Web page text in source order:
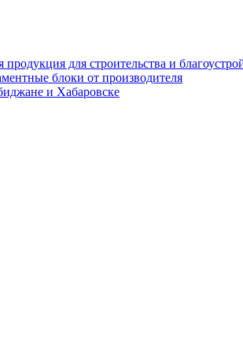
для строительства и
блоки от производителя
и Хабаровске